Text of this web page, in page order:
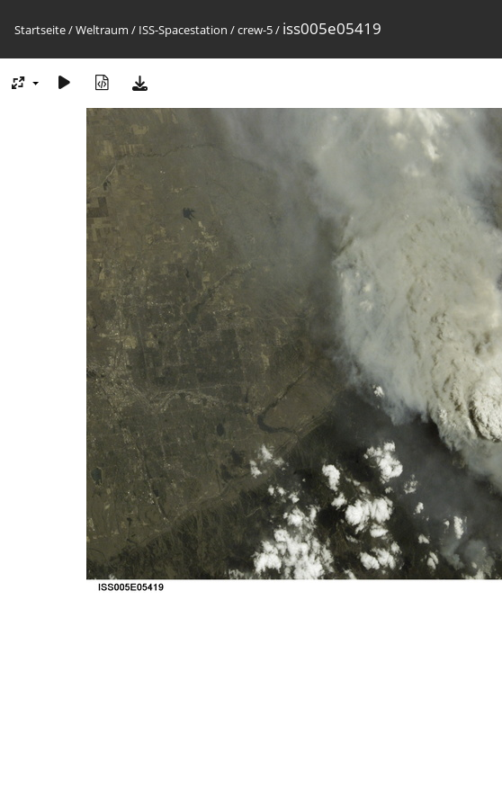
Startseite/Weltraum / ISS-Spacestation /crew-5/ iss005e05419